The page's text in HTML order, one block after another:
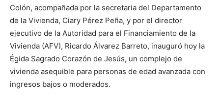
Colón, acompañada por la secretaria del Departamento
de la Vivienda, Ciary Pérez Peña, y por el director
ejecutivo de la Autoridad para el Financiamiento de la
Vivienda (AFV), Ricardo Álvarez Barreto, inauguró hoy la
Égida Sagrado Corazón de Jesús, un complejo de
vivienda asequible para personas de edad avanzada con
ingresos bajos o moderados.